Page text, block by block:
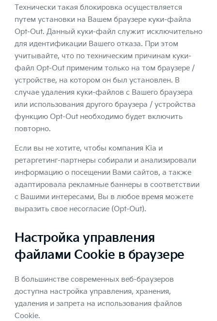
Технически такая блокировка осуществляется
путем установки на Вашем браузере куки-файла
Opt-Out. Данный куки-файл служит исключительно
для идентификации Вашего отказа. При этом
учитывайте, что по техническим причинам куки-
файл Opt-Out применим только на том браузере /
устройстве, на котором он был установлен. В
случае удаления куки-файлов с Вашего браузера
или использования другого браузера / устройства
функцию Opt-Out необходимо будет включить
повторно.
Если вы не хотите, чтобы компания Kia и
ретаргетинг-партнеры собирали и анализировали
информацию о посещении Вами сайтов, а также
адаптировала рекламные баннеры в соответствии
с Вашими интересами, Вы в любое время можете
выразить свое несогласие (Opt-Out).
Настройка управления
файлами Cookie в браузере
В большинстве современных веб-браузеров
доступна настройка управления, хранения,
удаления и запрета на использования файлов
Cookie.